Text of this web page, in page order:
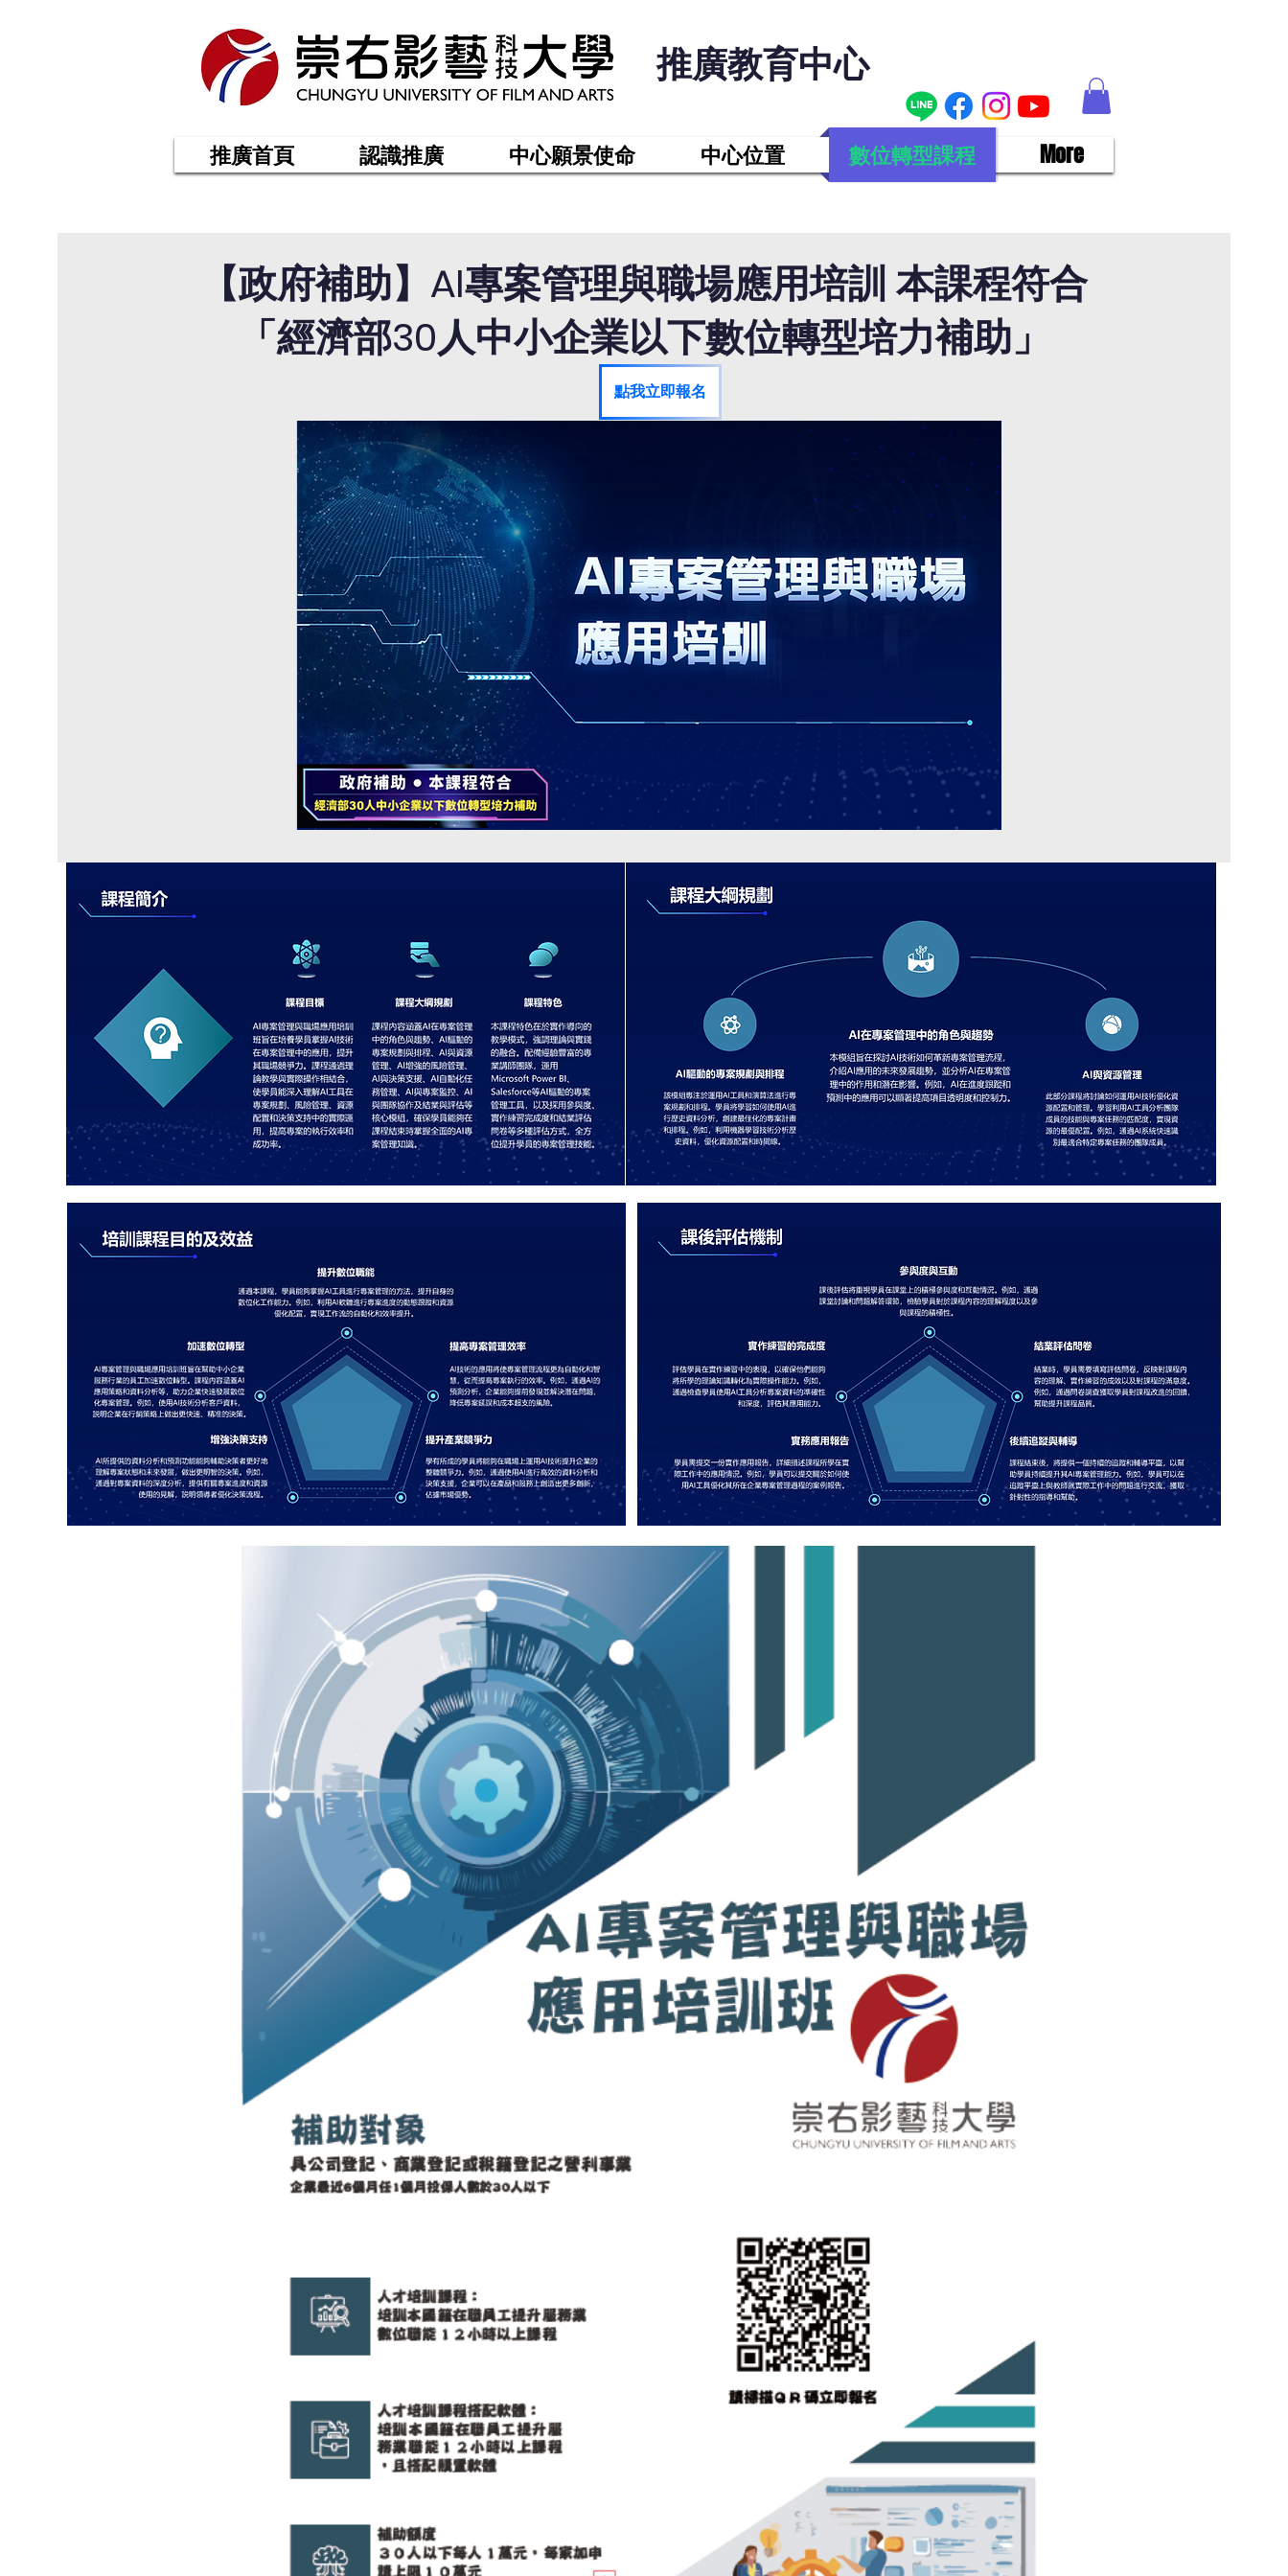
推廣教育中心
推廣首頁 認識推廣 中心願景使命 中心位置 數位轉型課程 More
【政府補助】AI專案管理與職場應用培訓 本課程符合
「經濟部30人中小企業以下數位轉型培力補助」
點我立即報名